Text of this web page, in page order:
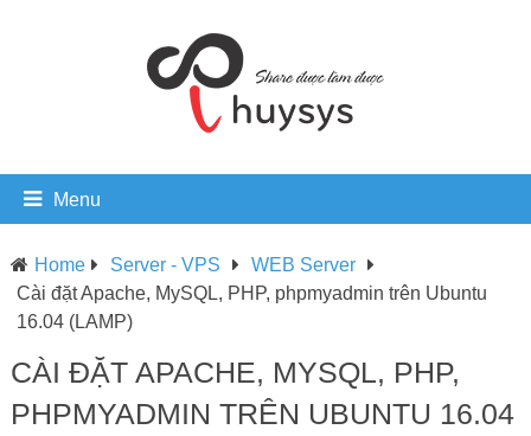
Menu
Home Server - VPS
WEB Server
Cài đặt Apache, MySQL, PHP, phpmyadmin trên Ubuntu
16.04 (LAMP)
CÀI ĐẶT APACHE, MYSQL, PHP,
PHPMYADMIN TRÊN UBUNTU 16.04